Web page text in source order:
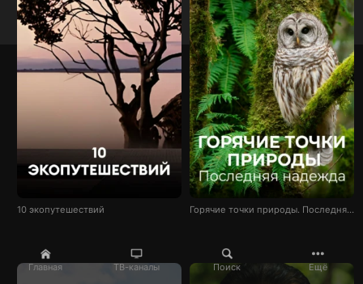
Главная ТВ-каналы Поиск Ещё
10 экопутешествий Горячие точки природы. Последняя надежда